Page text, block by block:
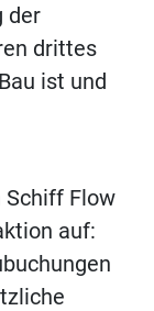
der
drittes
ist und
Flow
auf: